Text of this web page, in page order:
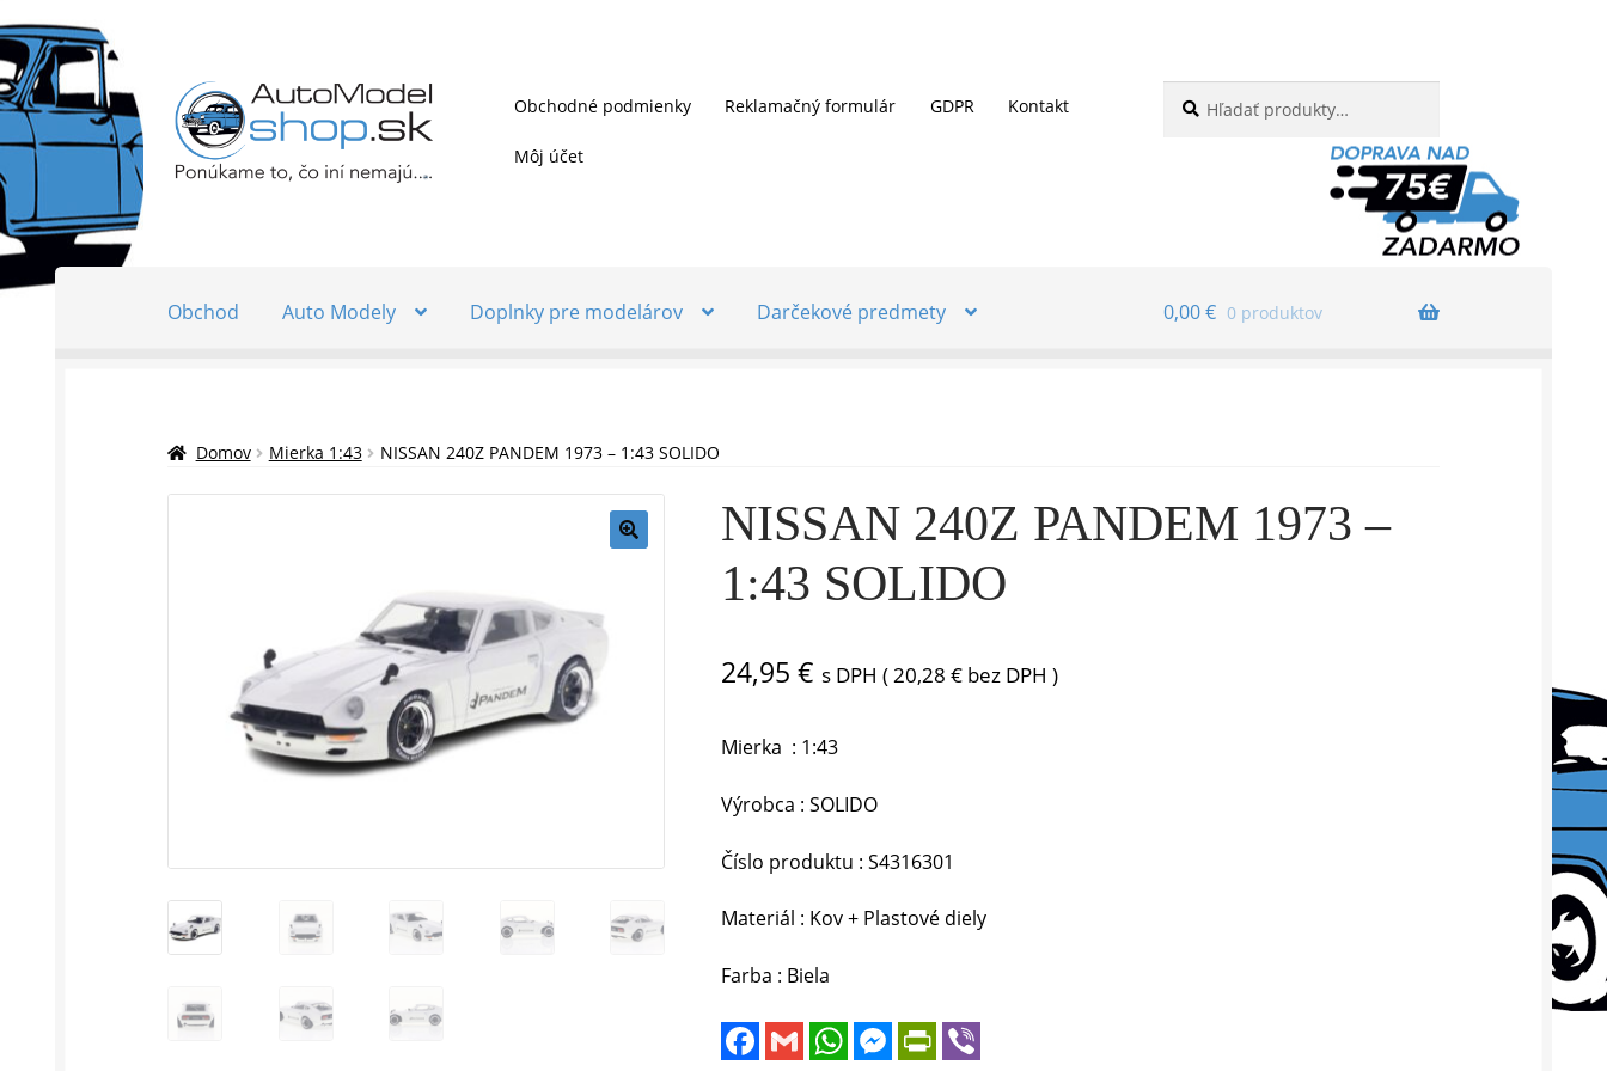
Preskočiť
na
navigáciu
Preskočiť
na
obsah
Obchodné podmienky Reklamačný formulár GDPR Kontakt
Môj účet
Obchod Auto Modely Doplnky pre modelárov Darčekové predmety 0,00€ 0 produktov
Domov Mierka 1:43 NISSAN 240Z PANDEM 1973 – 1:43 SOLIDO
NISSAN 240Z PANDEM 1973 –
1:43 SOLIDO
24,95 € s DPH (20,28 €bez DPH )
Mierka : 1:43
Výrobca : SOLIDO
Číslo produktu : S4316301
Materiál : Kov + Plastové diely
Farba : Biela
F G
m
W M P V